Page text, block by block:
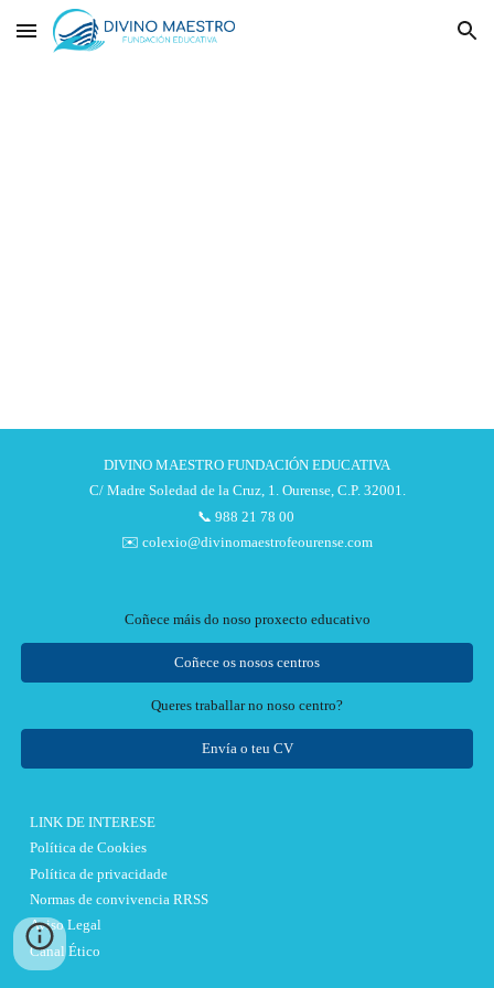
Skip to main content Skip to navigation
DIVINO MAESTRO FUNDACIÓN EDUCATIVA
C/ Madre Soledad de la Cruz, 1. Ourense, C.P. 32001.
📞 988 21 78 00
✉️ colexio@divinomaestrofeourense.com
Coñece máis do noso proxecto educativo
Coñece os nosos centros
Queres traballar no noso centro?
Envía o teu CV
LINK DE INTERESE
Política de Cookies
Política de privacidade
Normas de convivencia RRSS
Aviso Legal
Canal Ético